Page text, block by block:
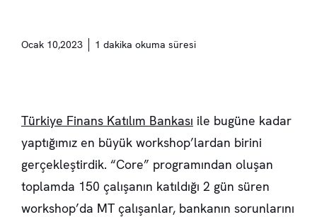
Ocak 10,2023 1 dakika okuma süresi
Türkiye Finans Katılım Bankası ile bugüne kadar
yaptığımız en büyük workshop’lardan birini
gerçekleştirdik. “Core” programından oluşan
toplamda 150 çalışanın katıldığı 2 gün süren
workshop’da MT çalışanlar, bankanın sorunlarını